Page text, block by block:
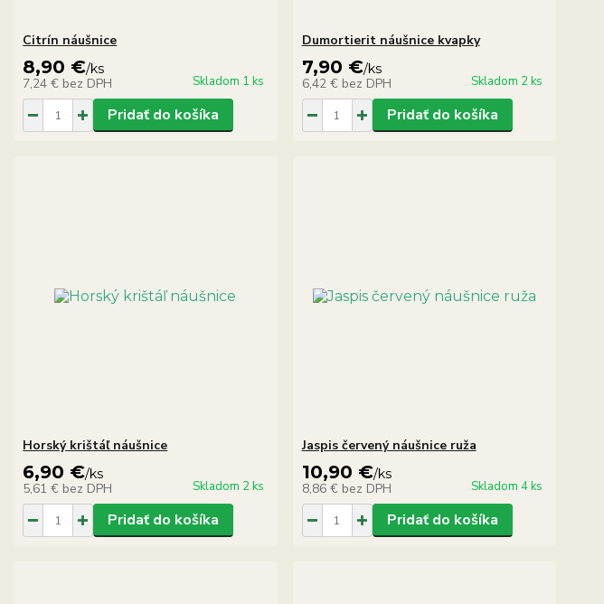
Citrín náušnice
8,90 €/ks
7,24 € bez DPH Skladom 1 ks
Pridať do košíka
Dumortierit náušnice kvapky
7,90 €/ks
6,42 € bez DPH Skladom 2 ks
Pridať do košíka
Horský krištáľ náušnice
6,90 €/ks
5,61 € bez DPH Skladom 2 ks
Pridať do košíka
Jaspis červený náušnice ruža
10,90 €/ks
8,86 € bez DPH Skladom 4 ks
Pridať do košíka